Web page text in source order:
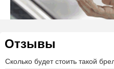
Отзывы
Сколько будет стоить такой